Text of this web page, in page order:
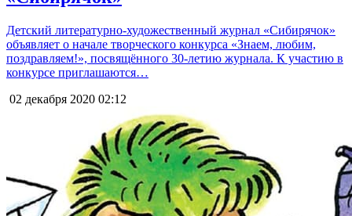
Детский литературно-художественный журнал «Сибирячок»
объявляет о начале творческого конкурса «Знаем, любим,
поздравляем!», посвящённого 30-летию журнала. К участию в
конкурсе приглашаются…
02 декабря 2020 02:12